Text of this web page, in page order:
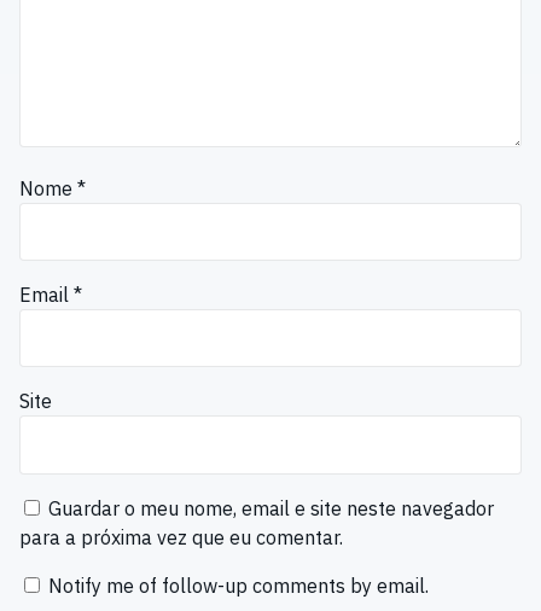
Nome *
Email *
Site
Guardar o meu nome, email e site neste navegador
para a próxima vez que eu comentar.
Notify me of follow-up comments by email.